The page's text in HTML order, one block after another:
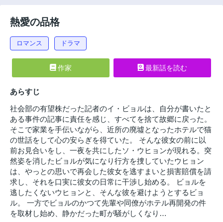
熱愛の品格
ロマンス ドラマ
作家 最新話を読む
あらすじ
社会部の有望株だった記者のイ・ビョルは、自分が書いたと
ある事件の記事に責任を感じ、すべてを捨て故郷に戻った。
そこで家業を手伝いながら、近所の廃墟となったホテルで猫
の世話をして心の安らぎを得ていた。 そんな彼女の前に以
前お見合いをし、一夜を共にしたソ・ウヒョンが現れる。突
然姿を消したビョルが気になり行方を捜していたウヒョン
は、やっとの思いで再会した彼女を逃すまいと損害賠償を請
求し、それを口実に彼女の日常に干渉し始める。 ビョルを
逃したくないウヒョンと、そんな彼を避けようとするビョ
ル。 一方でビョルのかつて先輩や同僚がホテル再開発の件
を取材し始め、静かだった町が騒がしくなり…